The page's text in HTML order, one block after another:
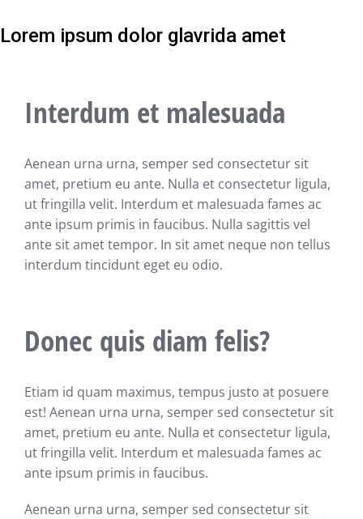
Lorem ipsum dolor glavrida amet
Interdum et malesuada
Aenean urna urna, semper sed consectetur sit
amet, pretium eu ante. Nulla et consectetur ligula,
ut fringilla velit. Interdum et malesuada fames ac
ante ipsum primis in faucibus. Nulla sagittis vel
ante sit amet tempor. In sit amet neque non tellus
interdum tincidunt eget eu odio.
Donec quis diam felis?
Etiam id quam maximus, tempus justo at posuere
est! Aenean urna urna, semper sed consectetur sit
amet, pretium eu ante. Nulla et consectetur ligula,
ut fringilla velit. Interdum et malesuada fames ac
ante ipsum primis in faucibus.
Aenean urna urna, semper sed consectetur sit